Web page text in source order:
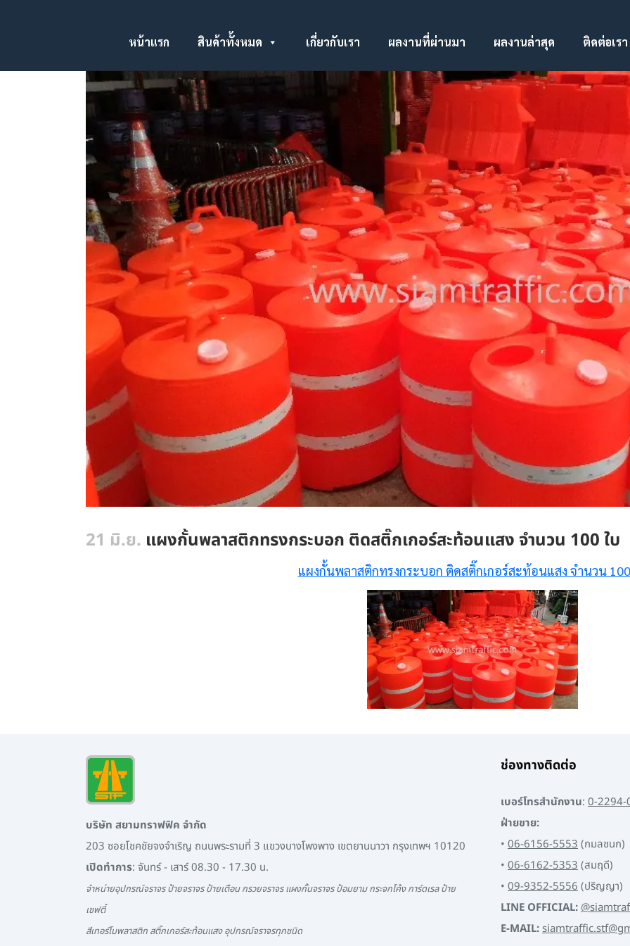
หน้าแรก สินค้าทั้งหมด เกี่ยวกับเรา ผลงานที่ผ่านมา ผลงานล่าสุด ติดต่อเรา
21 มิ.ย. แผงกั้นพลาสติกทรงกระบอก ติดสติ๊กเกอร์สะท้อนแสง จำนวน 100 ใบ
แผงกั้นพลาสติกทรงกระบอก ติดสติ๊กเกอร์สะท้อนแสง จำนวน
บริษัท สยามทราฟฟิค จำกัด
203 ซอยโชคชัยจงจำเริญ ถนนพระรามที่ 3 แขวงบางโพงพาง เขตยานนาวา กรุงเทพฯ 10120
เปิดทำการ: จันทร์ - เสาร์ 08.30 - 17.30 น.
จำหน่ายอุปกรณ์จราจร ป้ายจราจร ป้ายเตือน กรวยจราจร แผงกั้นจราจร ป้อมยาม กระจกโค้ง การ์ดเรล ป้าย
เซฟตี้
สีเทอร์โมพลาสติก สติ๊กเกอร์สะท้อนแสง อุปกรณ์จราจรทุกชนิด
ช่องทางติดต่อ
เบอร์โทรสำนักงาน: 0-
ฝ่ายขาย:
• 06-6156-5553(กมลชนก)
• 06-6162-5353(สมฤดี)
• 09-9352-5556(ปริญญา)
LINE OFFICIAL:
E-MAIL: